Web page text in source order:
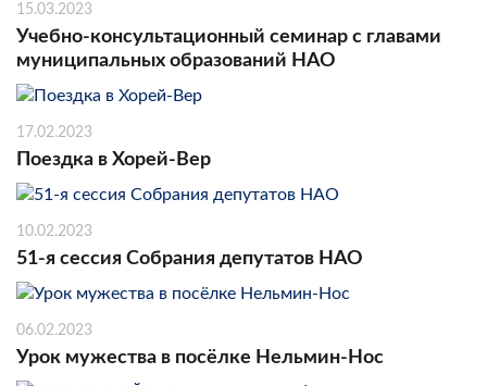
15.03.2023
Учебно-консультационный семинар с главами
муниципальных образований НАО
17.02.2023
Поездка в Хорей-Вер
10.02.2023
51-я сессия Собрания депутатов НАО
06.02.2023
Урок мужества в посёлке Нельмин-Нос